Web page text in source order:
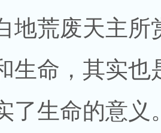
地荒废天主所
生命，其实也
了生命的意义